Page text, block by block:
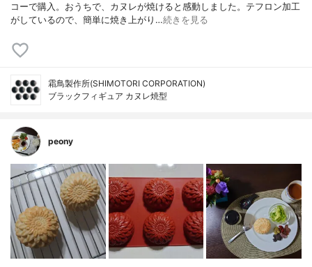
コーで購入。おうちで、カヌレが焼けると感動しました。テフロン加工
がしているので、簡単に焼き上がり…続きを見る
霜鳥製作所(SHIMOTORI CORPORATION)
ブラックフィギュア カヌレ焼型
peony